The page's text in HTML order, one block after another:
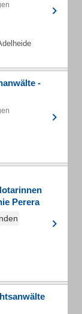
-
Perera